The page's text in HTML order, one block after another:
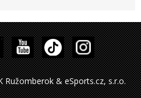
& eSports.cz, s.r.o.